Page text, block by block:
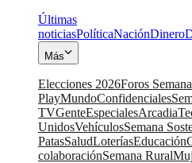
Últimas
noticiasPolíticaNaciónDinero
Más
Elecciones 2026Foros Semana
PlayMundoConfidenciales
TVGenteEspecialesArcadia
UnidosVehículosSemana
PatasSaludLoteríasEducación
colaboraciónSemana Rural